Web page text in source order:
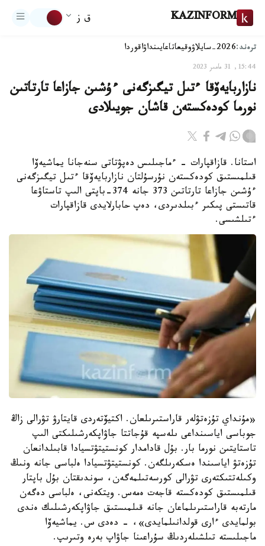
KAZINFORM ق ز
ترەند:2026-سايلاۋ وقيعاتاعايىنداۋاقوردا
15:44, 31 مامىر 2023
نازاربايەۆقا ءتىل تيگىزگەنى ءۇشىن جازاعا تارتاتىن
نورما كودەكستەن قاشان جويىلادى
استانا. قازاقپارات - ءماجىلىس دەپۋتاتى سنەجانا يماشيەۆا
قىلمىستىق كودەكستەن نۇرسۇلتان نازاربايەۆقا ءتىل تيگىزگەنى
ءۇشىن جازاعا تارتاتىن 373 جانە 374-باپتى الىپ تاستاۋعا
قاتىستى پىكىر ءبىلدىردى، دەپ حابارلايدى قازاقپارات
ءتىلشىسى.
«مۇنداي تۇزەتۋلەر قاراستىرىلعان. اكتيۆتەردى قايتارۋ تۋرالى زاڭ
جوباسى اياسىنداعى ىلەسپە قۇجاتتا جاۋاپكەرشىلىكتى الىپ
تاستايتىن نورما بار. بۇل قادامدار كونستيتۋتسيادا قابىلدانعان
تۇزەتۋ اياسىندا ەسكەرىلگەن. كونستيتۋتسيادا ەلباسى جانە ونىڭ
وكىلەتتىكتەرى تۋرالى كورسەتىلمەگەن، سوندىقتان بۇل باپتار
قىلمىستىق كودەكستە قاجەت ەمەس. ويتكەنى، ەلباسى دەگەن
مارتەبە قاراستىرىلماعان جانە قىلمىستىق جاۋاپكەرشىلىك ەندى
بولمايدى ءارى قولدانىلمايدى»، - دەدى س. يماشيەۆا
ماجىلىستە تىلشىلەردىڭ سۇراعىنا جاۋاپ بەرە وتىرىپ.